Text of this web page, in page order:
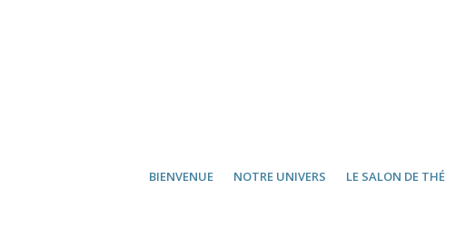
BIENVENUE NOTRE UNIVERS LE SALON DE THÉ